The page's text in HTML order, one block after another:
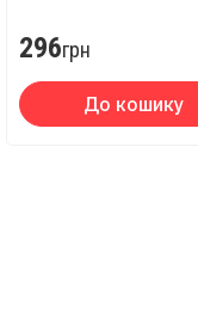
296грн
До кошику